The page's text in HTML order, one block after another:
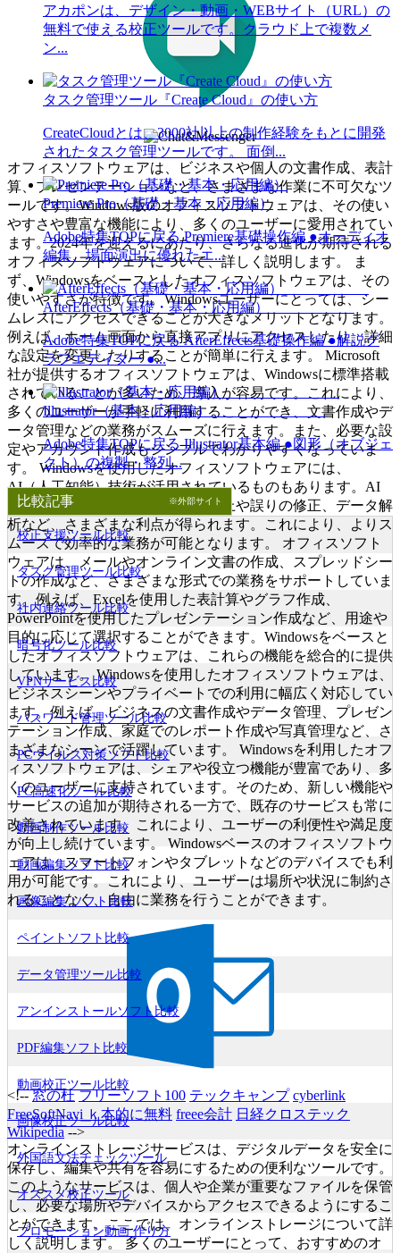
オフィスソフトウェアは、ビジネスや個人の文書作成、表計
算、プレゼンテーションなど、さまざまな作業に不可欠なツ
ールです。Windows版のオフィスソフトウェアは、その使い
やすさや豊富な機能により、多くのユーザーに愛用されてい
ます。2024年を迎えるにあたり、さらなる進化が期待される
オフィスソフトウェアについて、詳しく説明します。 ま
ず、Windowsをベースとしたオフィスソフトウェアは、その
使いやすさが特徴です。Windowsユーザーにとっては、シー
ムレスにアクセスできることが大きなメリットとなります。
例えば、ホーム画面から直接アプリにアクセスしたり、詳細
な設定を変更したりすることが簡単に行えます。 Microsoft
社が提供するオフィスソフトウェアは、Windowsに標準搭載
されていることが多いため、導入が容易です。これにより、
多くのユーザーが手軽に利用することができ、文書作成やデ
ータ管理などの業務がスムーズに行えます。また、必要な設
定やアカウント作成もシンプルでわかりやすくなっていま
す。 Windowsを使用したオフィスソフトウェアには、
AI（人工知能）技術が活用されているものもあります。AI
を活用することで、作業効率の向上や誤りの修正、データ解
析など、さまざまな利点が得られます。これにより、よりス
ムーズで効率的な業務が可能となります。 オフィスソフト
ウェアは、メールやオンライン文書の作成、スプレッドシー
トの作成など、さまざまな形式での業務をサポートしていま
す。例えば、Excelを使用した表計算やグラフ作成、
PowerPointを使用したプレゼンテーション作成など、用途や
目的に応じて選択することができます。Windowsをベースと
したオフィスソフトウェアは、これらの機能を総合的に提供
しています。 Windowsを使用したオフィスソフトウェアは、
ビジネスシーンやプライベートでの利用に幅広く対応してい
ます。例えば、ビジネスの文書作成やデータ管理、プレゼン
テーション作成、家庭でのレポート作成や写真管理など、さ
まざまなシーンで活躍しています。 Windowsを利用したオフ
ィスソフトウェアは、シェアや役立つ機能が豊富であり、多
くのユーザーに支持されています。そのため、新しい機能や
サービスの追加が期待される一方で、既存のサービスも常に
改善されています。これにより、ユーザーの利便性や満足度
が向上し続けています。 Windowsベースのオフィスソフトウ
ェアは、スマートフォンやタブレットなどのデバイスでも利
用が可能です。これにより、ユーザーは場所や状況に制約さ
れることなく、自由に業務を行うことができます。
<!--窓の杜 フリーソフト100 テックキャンプ cyberlink
FreeSoftNavi ｋ本的に無料 freee会計 日経クロステック
Wikipedia-->
オンラインストレージサービスは、デジタルデータを安全に
保存し、編集や共有を容易にするための便利なツールです。
このようなサービスは、個人や企業が重要なファイルを保管
し、必要な場所やデバイスからアクセスできるようにするこ
とができます。ここでは、オンラインストレージについて詳
しく説明します。 多くのユーザーにとって、おすすめのオ
アカポンは、デザイン・動画・WEBサイト（URL）の
無料で使える校正ツールです。クラウド上で複数メ
ン...
タスク管理ツール『Create Cloud』の使い方
CreateCloudとは、3000社以上の制作経験をもとに開発
されたタスク管理ツールです。 面倒...
Premiere Pro（基礎・基本・応用編）
Adobe特集TOPに戻る Premiere基礎操作編 ●オーディオ
編集、場面演出に優れたエ...
AfterEffects（基礎・基本・応用編）
Adobe特集TOPに戻る AfterEffects基礎操作編 ●解説グ
ラフエディター ●...
Illustrator（基本・応用編）
Adobe特集TOPに戻る Illustrator基本編 ●図形（オブジェ
クト）の複製・整列...
比較記事 ※外部サイト
校正支援ツール比較
タスク管理ツール比較
社内連絡ツール比較
暗号化ツール比較
VPNサービス比較
パスワード管理ツール比較
PCウイルス対策ソフト比較
PC高速化ツール比較
動画制作ツール比較
動画編集ソフト比較
画像編集 ソフト比較
ペイントソフト比較
データ管理ツール比較
アンインストールソフト比較
PDF編集ソフト比較
動画校正ツール比較
画像校正ツール比較
外国語文法チェックツール
オススメ校正ツール
プロモーション動画 作り方